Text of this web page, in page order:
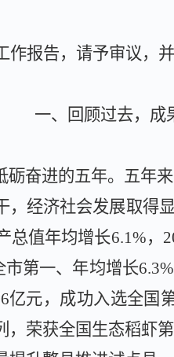
报告，请予审议，
一、 回顾过去，成
砺奋进的五年。五年
经济社会发展取得
总值年均增长6.1%，
市第一、年均增长6.3%
亿元，成功入选全国
荣获全国生态稻虾